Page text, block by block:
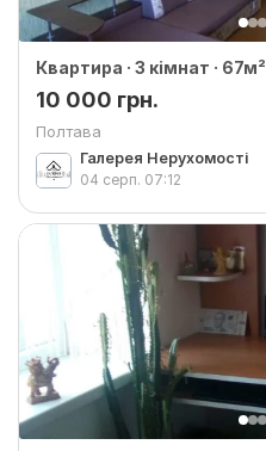
Квартира · 3 кімнат · 67м²
10 000 грн.
Полтава
Галерея Нерухомості
04 серп. 07:12